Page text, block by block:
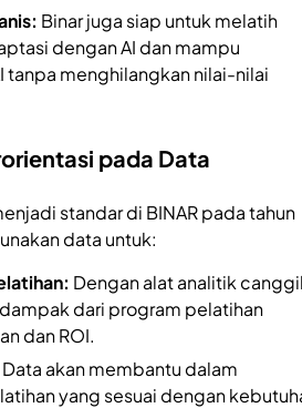
Binar juga siap untuk melatih
dengan AI dan mampu
tanpa menghilangkan nilai-nilai
pada Data
standar di BINAR pada tahun
data untuk:
Dengan alat analitik
dari program pelatihan
dan ROI.
Data akan membantu dalam
yang sesuai dengan